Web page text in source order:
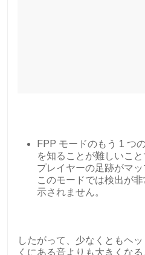
FPP モードのもう 1 つ
を知ることが難しいこ
プレイヤーの足跡がマッ
このモードでは検出が
示されません。
したがって、少なくともヘ
くにある音よりも大きくな